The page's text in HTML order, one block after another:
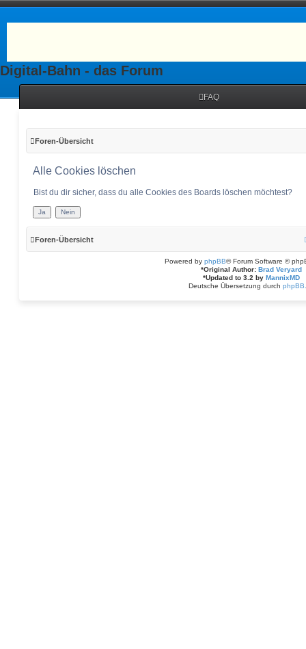
Digital-Bahn - das Forum
FAQ
Foren-Übersicht
Alle Cookies löschen
Bist du dir sicher, dass du alle Cookies des Boards löschen möchtest?
Foren-Übersicht
Powered by phpBB® Forum Software ©
*Original Author: Brad Veryard
*Updated to 3.2 by MannixMD
Deutsche Übersetzung durch